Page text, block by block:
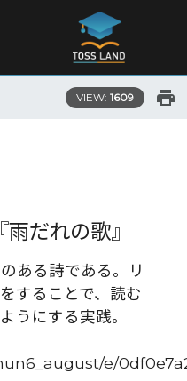
VIEW: 1609
だれの歌』
ある詩である。リ
することで、読む
うにする実践。
e/